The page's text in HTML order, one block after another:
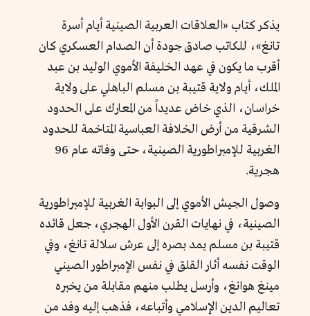
يذكر كتاب «العلاقات العربية الصينية أيام أسرة
تانغ»، للكاتب صادق جودة أن الصدام العسكري كان
أقرب ما يكون في عهد الخليفة الأموي الوليد بن عبد
الملك، أيام ولاية قتيبة بن مسلم الباهلي على ولاية
خراسان، الذي خاض عديداً من المعارك على الحدود
الشرقية من أرض الخلافة العباسية المتاخمة للحدود
الغربية للإمبراطورية الصينية، حتى وفاته عام 96
هجرية.
وصول الجيش الأموي إلى البوابة الغربية للإمبراطورية
الصينية، في نهايات القرن الأول الهجري، جعل قائده
قتيبة بن مسلم يمد بصره إلى عرش سلالة تانغ، وفي
الوقت نفسه أثار القلق في نفس الإمبراطور الصيني
مينغ هوانغ، وأرسل يطلب منهم مقابلة من يخبره
تعاليم الدين الإسلامي وأتباعه، فذهب إليه وفد من